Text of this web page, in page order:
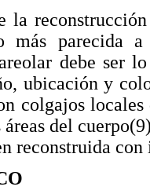
la
más parecida
debe ser
ubicación y
colgajos
del
reconstruida